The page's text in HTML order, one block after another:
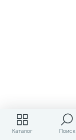
Каталог Поиск